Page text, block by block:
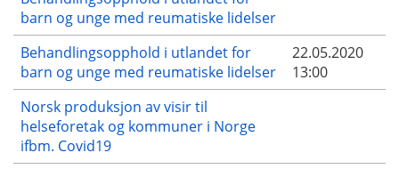
barn og unge med reumatiske lidelser
Behandlingsopphold i utlandet for
barn og unge med reumatiske lidelser
22.05.2020
13:00
Norsk produksjon av visir til
helseforetak og kommuner i Norge
ifbm. Covid19